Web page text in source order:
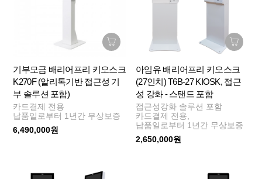
기부모금 배리어프리 키오스크
K270F (알리톡기반 접근성 기
부 솔루션 포함)
카드결제 전용
납품일로부터 1년간 무상보증
6,490,000원
아임유 배리어프리 키오스크
(27인치) T6B-27 KIOSK, 접근
성 강화 - 스탠드 포함
접근성강화 솔루션 포함
카드결제 전용,
납품일로부터 1년간 무상보증
2,650,000원